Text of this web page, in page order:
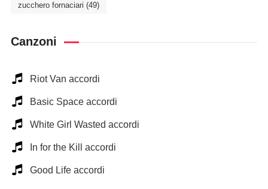
zucchero fornaciari (49)
Canzoni
Riot Van accordi
Basic Space accordi
White Girl Wasted accordi
In for the Kill accordi
Good Life accordi